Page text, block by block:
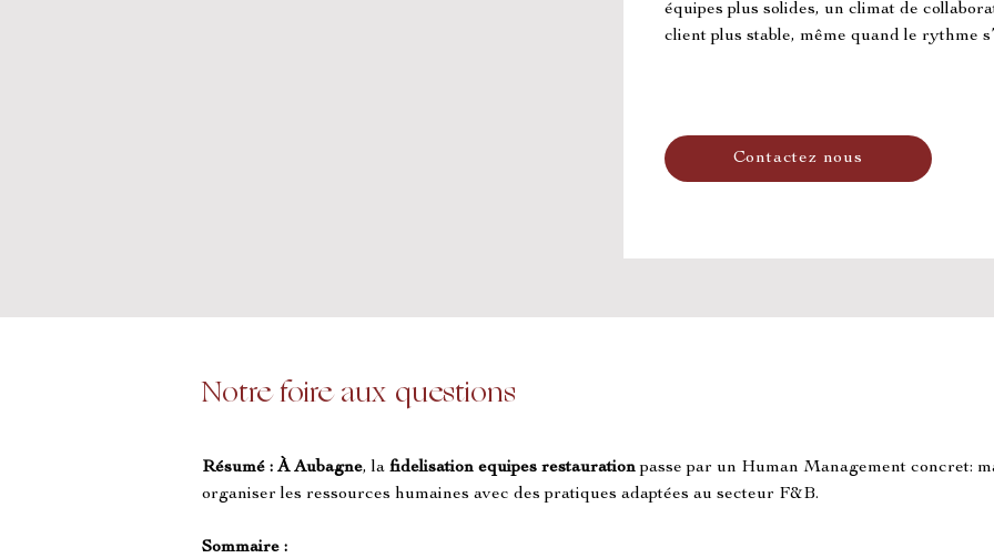
équipes plus solides, un climat de
client plus stable, même quand le rythme
Contactez nous
Notre foire aux questions
Résumé : À Aubagne, la fidelisation equipes restauration passe par un Human Management concret:
organiser les ressources humaines avec des pratiques adaptées au secteur F&B.
Sommaire :